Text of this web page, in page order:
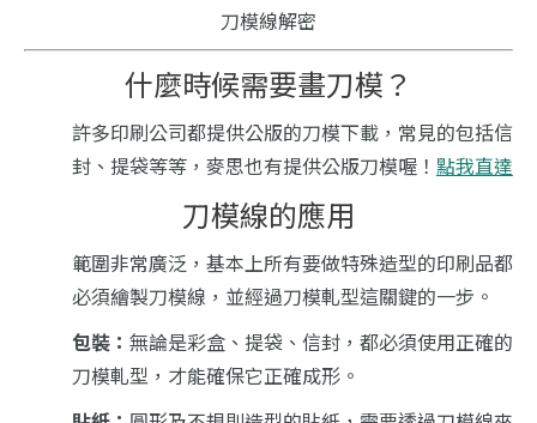
刀模線解密
什麼時候需要畫刀模？
許多印刷公司都提供公版的刀模下載，常見的包括信
封、提袋等等， 麥思也有提供公版刀模喔！ 點我直達
刀模線的應用
範圍非常廣泛，基本上所有要做特殊造型的印刷品都
必須繪製刀模線，並經過刀模軋型這關鍵的一步。
包裝： 無論是彩盒、提袋、信封，都必須使用正確的
刀模軋型，才能確保它正確成形。